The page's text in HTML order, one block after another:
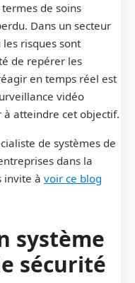
de soins
Dans un secteur
risques sont
de repérer les
en temps réel est
vidéo
atteindre cet objectif.
de systèmes de
dans la
invite à voir ce blog
système
sécurité